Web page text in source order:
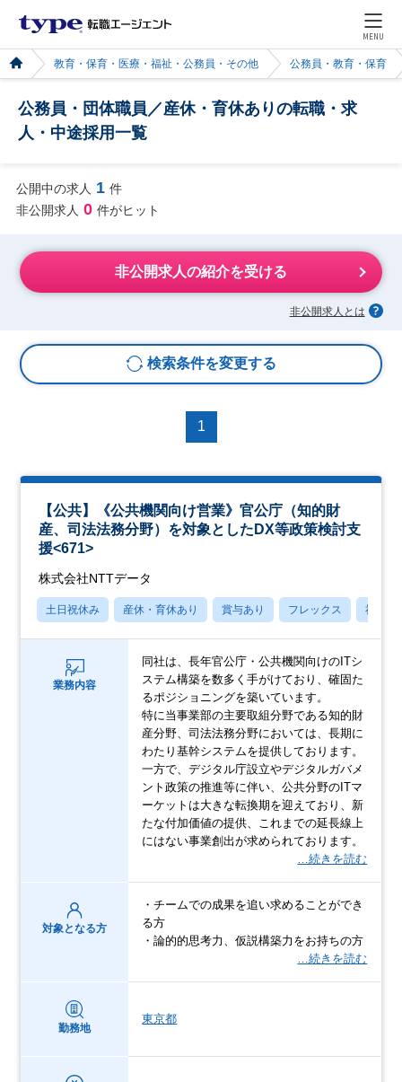
MENU
教育・保育・医療・福祉・公務員・その他 公務員・教育・保育
公務員・団体職員／産休・育休ありの転職・求
人・中途採用一覧
公開中の求人 1 件
非公開求人 0 件がヒット
非公開求人の紹介を受ける
非公開求人とは
検索条件を変更する
1
【公共】《公共機関向け営業》官公庁（知的財
産、司法法務分野）を対象としたDX等政策検討支
援<671>
株式会社NTTデータ
土日祝休み 産休・育休あり 賞与あり フレックス 社宅・
業務内容
同社は、長年官公庁・公共機関向けのITシ
ステム構築を数多く手がけており、確固た
るポジショニングを築いています。
特に当事業部の主要取組分野である知的財
産分野、司法法務分野においては、長期に
わたり基幹システムを提供しております。
一方で、デジタル庁設立やデジタルガバメ
ント政策の推進等に伴い、公共分野のITマ
ーケットは大きな転換期を迎えており、新
たな付加価値の提供、これまでの延長線上
にはない事業創出が求められております。
…続きを読む
対象となる方
・チームでの成果を追い求めることができ
る方
・論的的思考力、仮説構築力をお持ちの方
…続きを読む
勤務地
東京都